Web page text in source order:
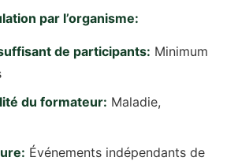
par l’organisme:
de participants: Minimum
du formateur: Maladie,
Événements indépendants de